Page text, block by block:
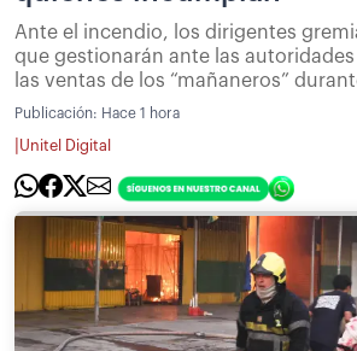
Ante el incendio, los dirigentes
que gestionarán ante las
las ventas de los “mañaneros”
Publicación: Hace 1 hora
Unitel Digital